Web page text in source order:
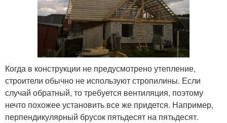
Когда в конструкции не предусмотрено утепление,
строители обычно не используют стропилины. Если
случай обратный, то требуется вентиляция, поэтому
нечто похожее установить все же придется. Например,
перпендикулярный брусок пятьдесят на пятьдесят.